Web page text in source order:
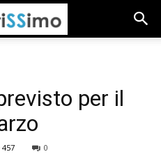
per il
457 0